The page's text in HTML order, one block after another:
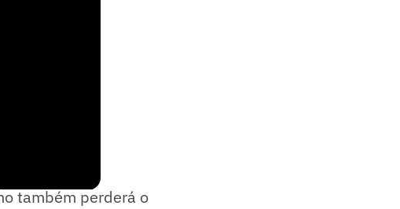
e Ricardo
também perderá o